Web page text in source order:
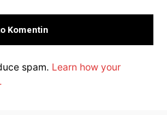
spam. Learn how your